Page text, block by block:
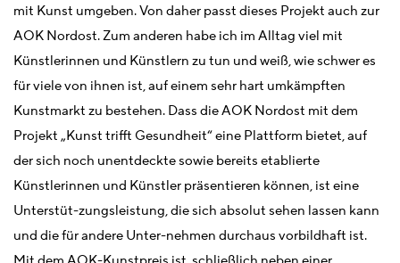
mit Kunst umgeben. Von daher passt dieses Projekt auch zur
AOK Nordost. Zum anderen habe ich im Alltag viel mit
Künstlerinnen und Künstlern zu tun und weiß, wie schwer es
für viele von ihnen ist, auf einem sehr hart umkämpften
Kunstmarkt zu bestehen. Dass die AOK Nordost mit dem
Projekt „Kunst trifft Gesundheit“ eine Plattform bietet, auf
der sich noch unentdeckte sowie bereits etablierte
Künstlerinnen und Künstler präsentieren können, ist eine
Unterstüt-zungsleistung, die sich absolut sehen lassen kann
und die für andere Unter-nehmen durchaus vorbildhaft ist.